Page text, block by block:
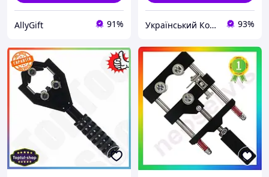
AllyGift 91% Український Кошик 93%